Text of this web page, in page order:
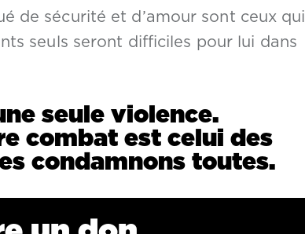
de sécurité et d’amour sont ceux qui
seuls seront difficiles pour lui dans
seule violence.
combat est celui des
condamnons toutes.